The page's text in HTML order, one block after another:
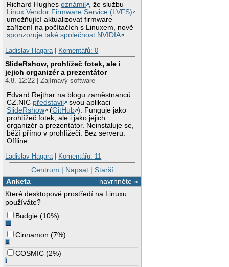
Richard Hughesoznámil
, že službu
Linux Vendor Firmware Service (LVFS)
umožňující aktualizovat firmware
zařízení na počítačích s Linuxem, nově
sponzoruje také společnost NVIDIA .
Ladislav Hagara| Komentářů: 0
SlideRshow, prohlížeč fotek, ale i
jejich organizér a prezentátor
4.8. 12:22 | Zajímavý software
Edvard Rejthar na blogu zaměstnanců
CZ.NIC představil
svou aplikaci
SlideRshow
(GitHub ). Funguje jako
prohlížeč fotek, ale i jako jejich
organizér a prezentátor. Neinstaluje se,
běží přímo v prohlížeči. Bez serveru.
Offline.
Ladislav Hagara| Komentářů: 11
Centrum | Napsat| Starší
navrhněte »
Anketa
Které desktopové prostředí na Linuxu
používáte?
Budgie (10%)
Cinnamon (7%)
COSMIC (2%)